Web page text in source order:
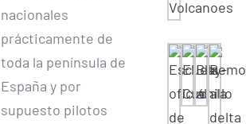
nacionales
prácticamente de
toda la península de
España y por
supuesto pilotos